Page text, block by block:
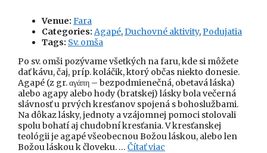
Venue: Fara
Categories: Agapé,Duchovné aktivity,Podujatia
Tags: Sv. omša
Po sv. omši pozývame všetkých na faru, kde si môžete
dať kávu, čaj, príp. koláčik, ktorý občas niekto donesie.
Agapé (z gr. αγάπη – bezpodmienečná, obetavá láska)
alebo agapy alebo hody (bratskej) lásky bola večerná
slávnosť u prvých kresťanov spojená s bohoslužbami.
Na dôkaz lásky, jednoty a vzájomnej pomoci stolovali
spolu bohatí aj chudobní kresťania. V kresťanskej
teológii je agapé všeobecnou Božou láskou, alebo len
Božou láskou k človeku. … Čítať viac